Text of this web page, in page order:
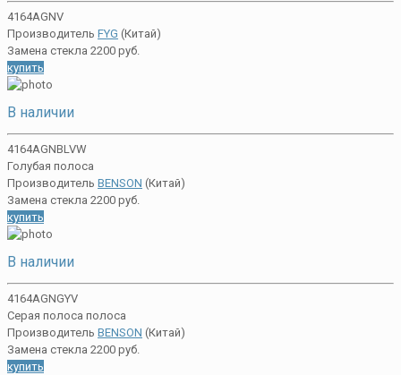
4164AGNV
Производитель FYG (Китай)
Замена стекла 2200 руб.
купить
В наличии
4164AGNBLVW
Голубая полоса
Производитель BENSON (Китай)
Замена стекла 2200 руб.
купить
В наличии
4164AGNGYV
Серая полоса полоса
Производитель BENSON (Китай)
Замена стекла 2200 руб.
купить